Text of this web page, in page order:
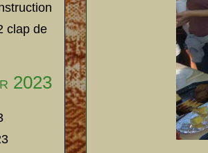
clap de
2023